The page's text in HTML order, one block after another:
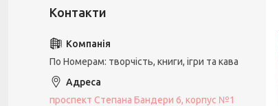
По Номерам: творчість, книги, ігри та кава
проспект Степана Бандери 6, корпус №1